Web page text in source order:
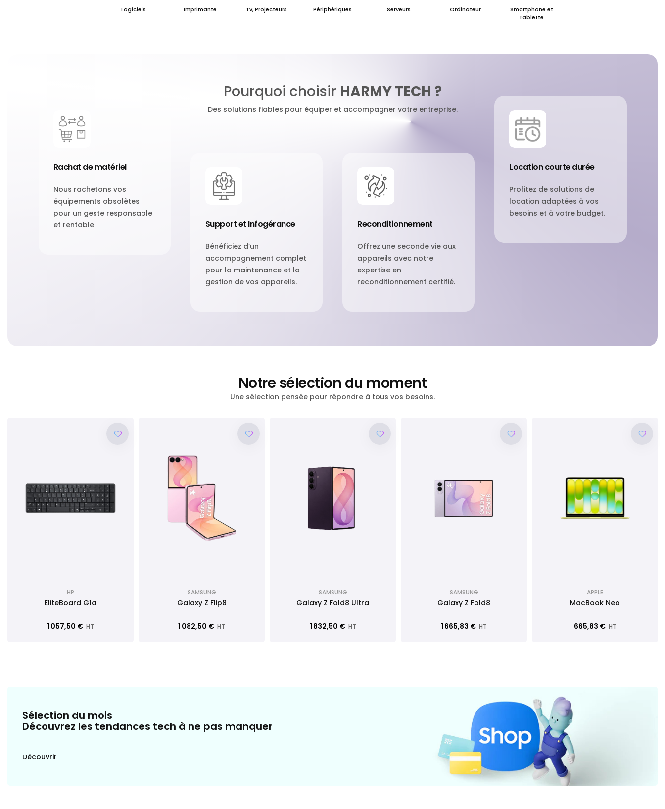
Logiciels Imprimante Tv, Projecteurs Périphériques Serveurs Ordinateur
Smartphone et
Tablette
Pourquoi choisir HARMY TECH ?
Des solutions fiables pour équiper et accompagner votre entreprise.
Rachat de matériel
Nous rachetons vos
équipements obsolètes
pour un geste responsable
et rentable.
Support et Infogérance
Bénéficiez d’un
accompagnement complet
pour la maintenance et la
gestion de vos appareils.
Reconditionnement
Offrez une seconde vie aux
appareils avec notre
expertise en
reconditionnement certifié.
Location courte durée
Profitez de solutions de
location adaptées à vos
besoins et à votre budget.
Notre sélection du moment
Une sélection pensée pour répondre à tous vos besoins.
HP
EliteBoard G1a
1 057,50 € HT
SAMSUNG
Galaxy Z Flip8
1 082,50 € HT
SAMSUNG
Galaxy Z Fold8 Ultra
1 832,50 € HT
SAMSUNG
Galaxy Z Fold8
1 665,83 € HT
APPLE
MacBook Neo
665,83 € HT
Sélection du mois
Découvrez les tendances tech à ne pas manquer
Découvrir